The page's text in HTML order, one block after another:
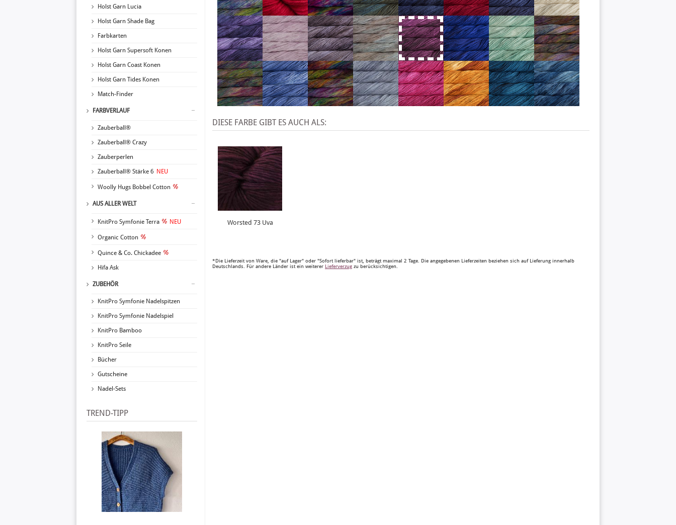
Holst Garn Lucia
Holst Garn Shade Bag
Farbkarten
Holst Garn Supersoft Konen
Holst Garn Coast Konen
Holst Garn Tides Konen
Match-Finder
FARBVERLAUF
Zauberball®
Zauberball® Crazy
Zauberperlen
Zauberball® Stärke 6 NEU
Woolly Hugs Bobbel Cotton
AUS ALLER WELT
KnitPro Symfonie Terra NEU
Organic Cotton
Quince & Co. Chickadee
Hifa Ask
ZUBEHÖR
KnitPro Symfonie Nadelspitzen
KnitPro Symfonie Nadelspiel
KnitPro Bamboo
KnitPro Seile
Bücher
Gutscheine
Nadel-Sets
TREND-TIPP
DIESE FARBE GIBT ES AUCH ALS:
Worsted 73 Uva
*Die Lieferzeit von Ware, die "auf Lager" oder "Sofort lieferbar" ist, beträgt maximal 2 Tage. Die angegebenen Lieferzeiten beziehen sich auf Lieferung innerhalb
Deutschlands. Für andere Länder ist ein weiterer Lieferverzug zu berücksichtigen.